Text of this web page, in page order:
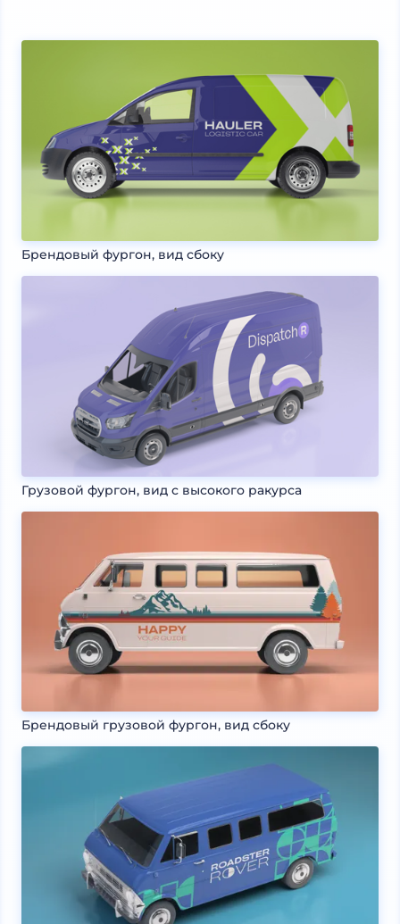
Брендовый фургон, вид сбоку
Грузовой фургон, вид с высокого ракурса
Брендовый грузовой фургон, вид сбоку